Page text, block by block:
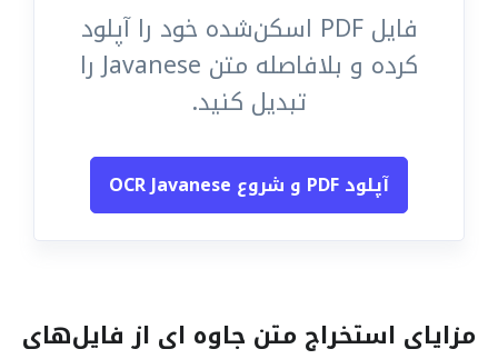
فایل PDF اسکن‌شده خود را آپلود
کرده و بلافاصله متن Javanese را
تبدیل کنید.
آپلود PDF و شروع OCR Javanese
مزایای استخراج متن جاوه ای از فایل‌های